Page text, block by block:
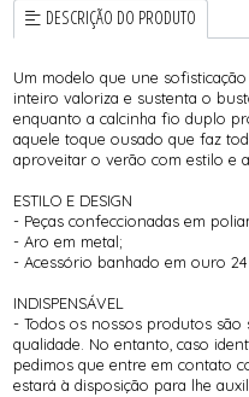
DESCRIÇÃO DO PRODUTO
Um modelo que une
inteiro valoriza e sustenta o
enquanto a calcinha fio duplo
aquele toque ousado que faz
aproveitar o verão com estilo e
ESTILO E DESIGN
- Peças confeccionadas em
- Aro em metal;
- Acessório banhado em ouro 24
INDISPENSÁVEL
- Todos os nossos produtos
qualidade. No entanto, caso
pedimos que entre em contato
estará à disposição para lhe